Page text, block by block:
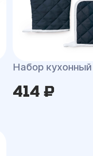
Набор кухонный
414 ₽